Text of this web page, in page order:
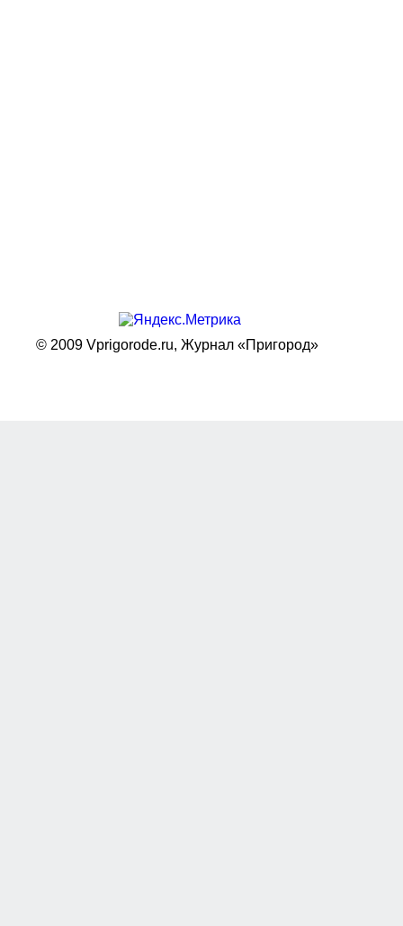
© 2009 Vprigorode.ru, Журнал «Пригород»